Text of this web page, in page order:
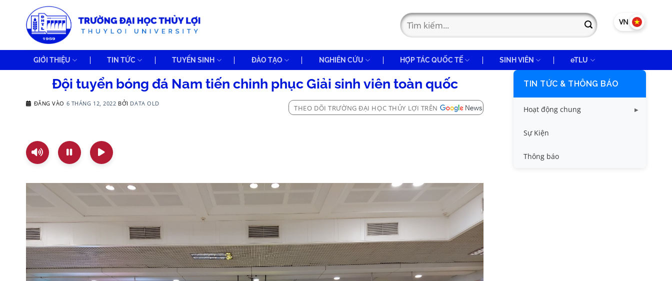
VN EN
GIỚI THIỆU TIN TỨC TUYỂN SINH ĐÀO TẠO NGHIÊN CỨU HỢP TÁC QUỐC TẾ SINH VIÊN eTLU
Đội tuyển bóng đá Nam tiến chinh phục Giải sinh viên toàn quốc
ĐĂNG VÀO 6 THÁNG 12, 2022 BỞI DATA OLD
THEO DÕI TRƯỜNG ĐẠI HỌC THỦY LỢI TRÊN
TIN TỨC & THÔNG BÁO
Hoạt động chung
Tin công tác sinh viên
Tin đào tạo
Sự Kiện
Thông báo